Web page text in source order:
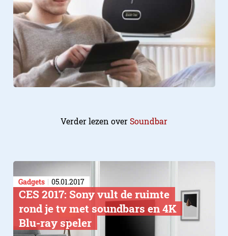
Verder lezen overSoundbar
Gadgets 05.01.2017
CES 2017: Sony vult de ruimte
rond je tv met soundbars en 4K
Blu-ray speler